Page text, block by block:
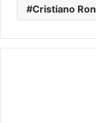
Cristiano